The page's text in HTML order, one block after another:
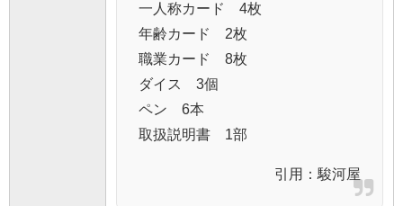
一人称カード 4枚
年齢カード 2枚
職業カード 8枚
ダイス 3個
ペン 6本
取扱説明書 1部
引用： 駿河屋